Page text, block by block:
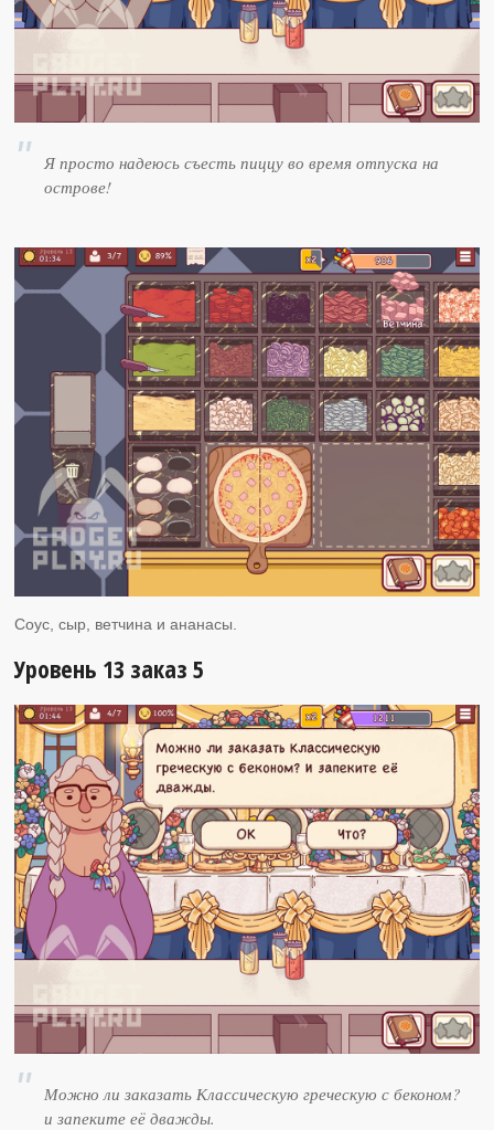
Я просто надеюсь съесть пиццу во время отпуска на
острове!
Соус, сыр, ветчина и ананасы.
Уровень 13 заказ 5
Можно ли заказать Классическую греческую с беконом?
и запеките её дважды.